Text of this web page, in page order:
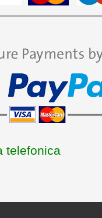
telefonica